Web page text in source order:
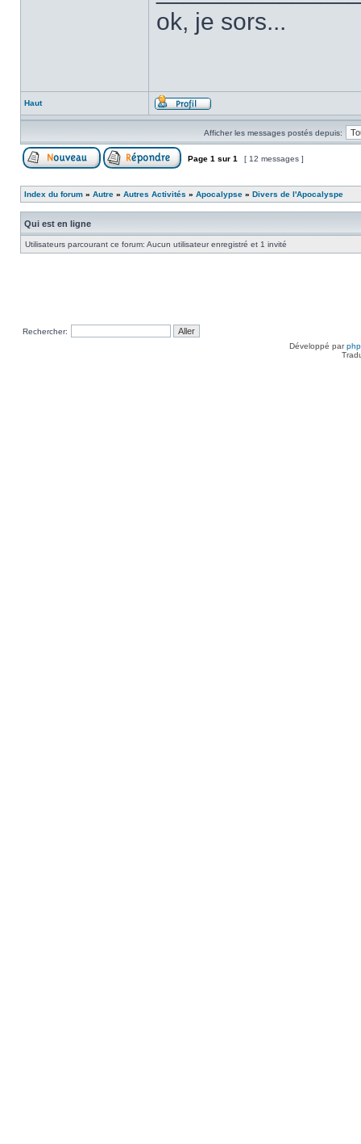
ok, je sors...
Haut
Afficher les messages postés depuis:
Page 1 sur 1 [ 12 messages ]
Index du forum » Autre » Autres Activités » Apocalypse » Divers de l'Apocalyspe
Qui est en ligne
Utilisateurs parcourant ce forum: Aucun utilisateur enregistré et 1 invité
Rechercher:
Développé par